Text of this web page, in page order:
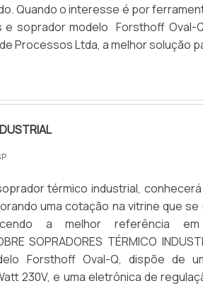
Quando o interesse é por
soprador modelo Forsthoff Oval-
Processos Ltda, a melhor solução
térmico industrial,
uma cotação na vitrine que se
a melhor referência
SOPRADORES TÉRMICO
Forsthoff Oval-Q, dispõe de
230V, e uma eletrônica de